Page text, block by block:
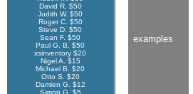
David R. $50
Judith W. $50
Roger C. $50
Steve D. $50
Sean F. $50
Paul G. B. $50
xsinventory $20
Nigel A. $15
Michael B. $20
Otto S. $20
Damien G. $12
Simon G. $5
examples